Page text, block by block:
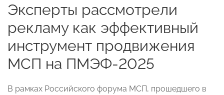
Эксперты рассмотрели
рекламу как эффективный
инструмент продвижения
МСП на ПМЭФ-2025
В рамках Российского форума МСП, прошедшего в